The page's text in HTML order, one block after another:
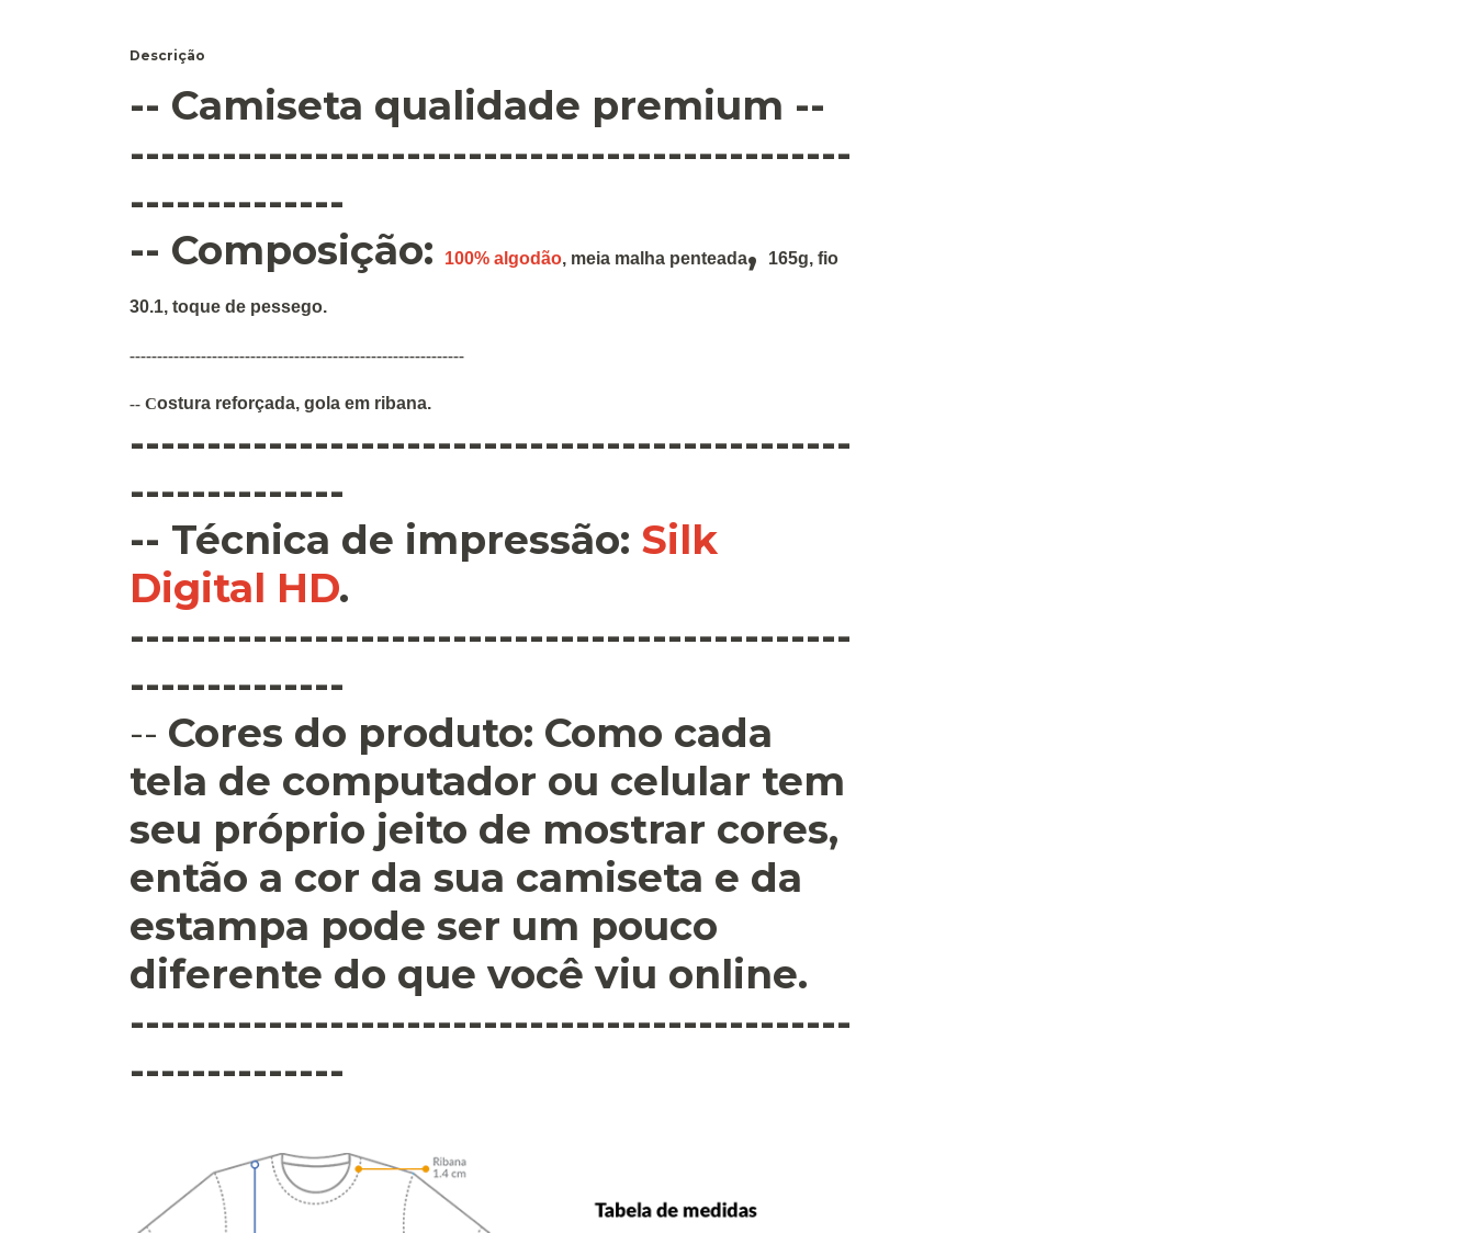
Descrição
-- Camiseta qualidade premium --
-----------------------------------------------
--------------
-- Composição:
100% algodão, meia malha penteada, 165g, fio
30.1, toque de pessego.
-------------------------------------------------------------
-- Costura reforçada, gola em ribana.
-----------------------------------------------
--------------
-- Técnica de impressão: Silk
Digital HD.
-----------------------------------------------
--------------
-- Cores do produto: Como cada
tela de computador ou celular tem
seu próprio jeito de mostrar cores,
então a cor da sua camiseta e da
estampa pode ser um pouco
diferente do que você viu online.
-----------------------------------------------
--------------